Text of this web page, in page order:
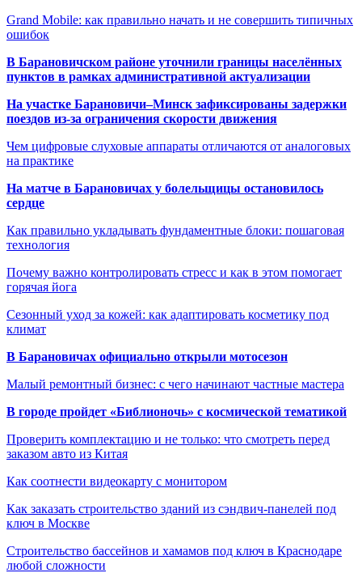
Grand Mobile: как правильно начать и не совершить типичных
ошибок
В Барановичском районе уточнили границы населённых
пунктов в рамках административной актуализации
На участке Барановичи–Минск зафиксированы задержки
поездов из-за ограничения скорости движения
Чем цифровые слуховые аппараты отличаются от аналоговых
на практике
На матче в Барановичах у болельщицы остановилось
сердце
Как правильно укладывать фундаментные блоки: пошаговая
технология
Почему важно контролировать стресс и как в этом помогает
горячая йога
Сезонный уход за кожей: как адаптировать косметику под
климат
В Барановичах официально открыли мотосезон
Малый ремонтный бизнес: с чего начинают частные мастера
В городе пройдет «Библионочь» с космической тематикой
Проверить комплектацию и не только: что смотреть перед
заказом авто из Китая
Как соотнести видеокарту с монитором
Как заказать строительство зданий из сэндвич-панелей под
ключ в Москве
Строительство бассейнов и хамамов под ключ в Краснодаре
любой сложности